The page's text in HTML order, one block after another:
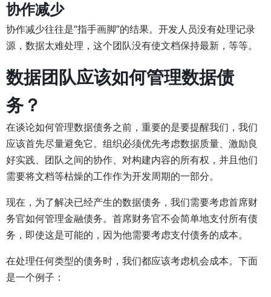
协作减少
协作减少往往是“指手画脚”的结果。开发人员没有处理记录
源，数据太难处理，这个团队没有使文档保持最新，等等。
数据团队应该如何管理数据债
务？
在谈论如何管理数据债务之前，重要的是要提醒我们，我们
应该首先尽量避免它。组织必须优先考虑数据质量、激励良
好实践、团队之间的协作、对构建内容的所有权，并且他们
需要将文档等枯燥的工作作为开发周期的一部分。
现在，为了解决已经产生的数据债务，我们需要考虑首席财
务官如何管理金融债务。首席财务官不会简单地支付所有债
务，即使这是可能的，因为他需要考虑支付债务的成本。
在处理任何类型的债务时，我们都应该考虑机会成本。下面
是一个例子：